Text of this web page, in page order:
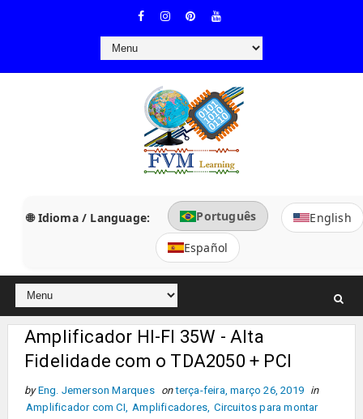
🌐 Idioma / Language: Português
English
Español
Amplificador HI-FI 35W - Alta
Fidelidade com o TDA2050 + PCI
by Eng. Jemerson Marques on terça-feira, março 26, 2019
in
Amplificador com CI
Amplificadores, Circuitos para montar